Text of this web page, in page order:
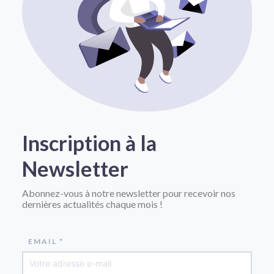
Inscription à la
Newsletter
Abonnez-vous à notre newsletter pour recevoir nos
dernières actualités chaque mois !
EMAIL *